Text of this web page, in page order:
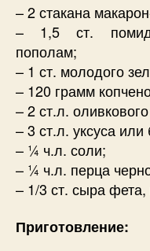
– 2 стакана
– 1,5 ст.
пополам;
– 1 ст. молодого
– 120 грамм
– 2 ст.л.
– 3 ст.л. уксуса или
– ¼ ч.л. соли;
– ¼ ч.л. перца
– 1/3 ст. сыра фета,
Приготовление: